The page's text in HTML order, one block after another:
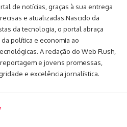
de notícias, graças à sua entrega
e atualizadas.Nascido da
da tecnologia, o portal abraça
política e economia ao
A redação do Web Flush,
e jovens promessas,
e excelência jornalística.